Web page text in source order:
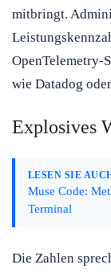
mitbringt.
OpenTelemetry-
wie Datadog
Explosives
LESEN SIE
Muse Code:
Terminal
Die Zahlen